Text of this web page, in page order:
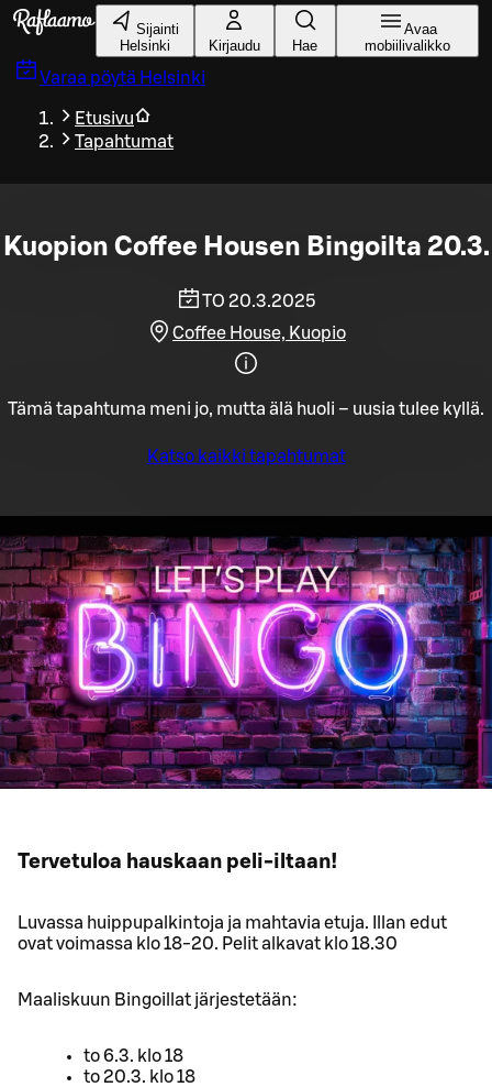
Siirry pääsisältöön
Sijainti
Helsinki
Kirjaudu Hae
Avaa
mobiilivalikko
Varaa pöytä Helsinki
Etusivu
Tapahtumat
Kuopion Coffee Housen Bingoilta 20.3.
TO 20.3.2025
Coffee House, Kuopio
Tämä tapahtuma meni jo, mutta älä huoli – uusia tulee kyllä.
Katso kaikki tapahtumat
Tervetuloa hauskaan peli-iltaan!
Luvassa huippupalkintoja ja mahtavia etuja. Illan edut
ovat voimassa klo 18-20. Pelit alkavat klo 18.30
Maaliskuun Bingoillat järjestetään:
to 6.3. klo 18
to 20.3. klo 18